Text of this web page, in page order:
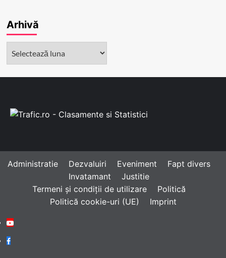
Arhivă
Administratie Dezvaluiri Eveniment
Fapt divers
Invatamant
Justitie
Termeni și condiții de utilizare
Politică
Politică cookie-uri (UE)
Imprint
Youtube
Facebook